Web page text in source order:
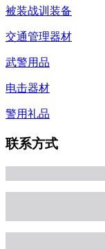
被装战训装备
交通管理器材
武警用品
电击器材
警用礼品
联系方式